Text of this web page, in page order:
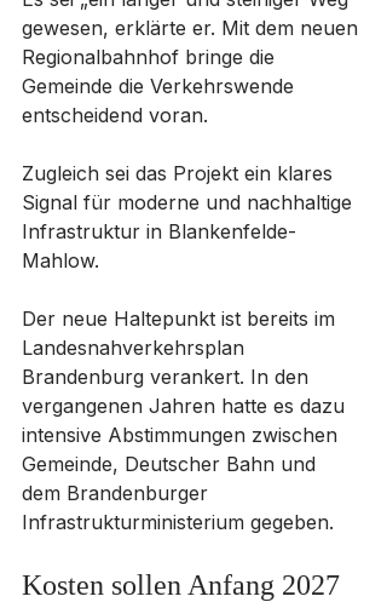
gewesen, erklärte er. Mit dem neuen
Regionalbahnhof bringe die
Gemeinde die Verkehrswende
entscheidend voran.
Zugleich sei das Projekt ein klares
Signal für moderne und nachhaltige
Infrastruktur in Blankenfelde-
Mahlow.
Der neue Haltepunkt ist bereits im
Landesnahverkehrsplan
Brandenburg verankert. In den
vergangenen Jahren hatte es dazu
intensive Abstimmungen zwischen
Gemeinde, Deutscher Bahn und
dem Brandenburger
Infrastrukturministerium gegeben.
Kosten sollen Anfang 2027